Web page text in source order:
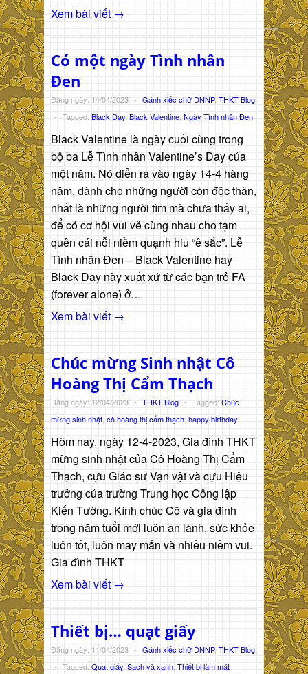
Xem bài viết →
Có một ngày Tình nhân
Đen
Đăng ngày: 14/04/2023 - Gánh xiếc chữ DNNP, THKT Blog
- Tagged: Black Day Black Valentine Ngày Tình nhân Đen
Black Valentine là ngày cuối cùng trong
bộ ba Lễ Tình nhân Valentine’s Day của
một năm. Nó diễn ra vào ngày 14-4 hàng
năm, dành cho những người còn độc thân,
nhất là những người tìm mà chưa thấy ai,
để có cơ hội vui vẻ cùng nhau cho tạm
quên cái nỗi niềm quạnh hiu “ê sắc”. Lễ
Tình nhân Đen – Black Valentine hay
Black Day này xuất xứ từ các bạn trẻ FA
(forever alone) ở…
Xem bài viết →
Chúc mừng Sinh nhật Cô
Hoàng Thị Cẩm Thạch
Đăng ngày: 12/04/2023 - THKT Blog - Tagged: Chúc
mừng sinh nhật, cô hoàng thị cẩm thạch, happy birthday
Hôm nay, ngày 12-4-2023, Gia đình THKT
mừng sinh nhật của Cô Hoàng Thị Cẩm
Thạch, cựu Giáo sư Vạn vật và cựu Hiệu
trưởng của trường Trung học Công lập
Kiến Tường. Kính chúc Cô và gia đình
trong năm tuổi mới luôn an lành, sức khỏe
luôn tốt, luôn may mắn và nhiều niềm vui.
Gia đình THKT
Xem bài viết →
Thiết bị… quạt giấy
Đăng ngày: 11/04/2023 - Gánh xiếc chữ DNNP, THKT Blog
- Tagged: Quạt giấy Sạch và xanh, Thiết bị làm mát